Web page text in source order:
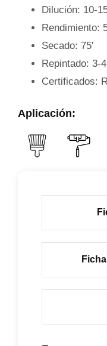
Dilución: 10-
Rendimiento:
Secado: 75'
Repintado: 3-
Certificados:
Aplicación: